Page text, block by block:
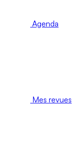
Agenda
Mes revues